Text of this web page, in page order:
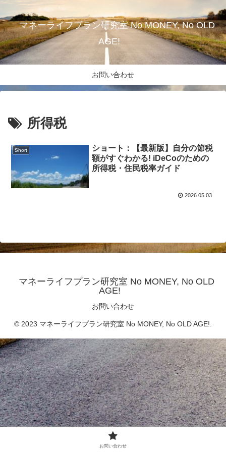
マネーライフプラン研究室 No MONEY, No OLD
AGE!
お問い合わせ
所得税
Short
ショート：【最新版】自分の節税
額がすぐわかる! iDeCoのための
所得税・住民税率ガイド
2026.05.03
マネーライフプラン研究室 No MONEY, No OLD
AGE!
お問い合わせ
© 2023 マネーライフプラン研究室 No MONEY, No OLD AGE!.
お問い合わせ